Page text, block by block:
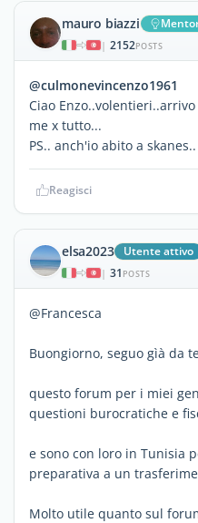
mauro biazzi
| 2152POSTS
@culmonevincenzo1961
Ciao
me x tutto...
PS.. anch'io abito a skanes..
Reagisci
elsa2023 Utente attivo
| 31 POSTS
@Francesca
Buongiorno, seguo gìà da
questo forum per i miei
questioni burocratiche e
e sono con loro in Tunisia
preparativa a un
Molto utile quanto sul